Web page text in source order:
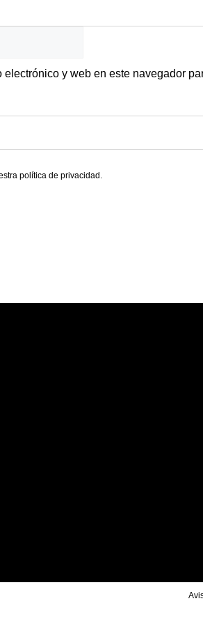
electrónico y web en este navegador
política de privacidad .